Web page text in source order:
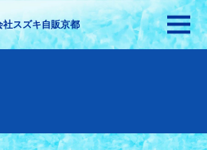
社スズキ自販京都